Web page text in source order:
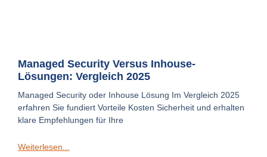
Managed Security Versus Inhouse-
Lösungen: Vergleich 2025
Managed Security oder Inhouse Lösung Im Vergleich 2025
erfahren Sie fundiert Vorteile Kosten Sicherheit und erhalten
klare Empfehlungen für Ihre
Weiterlesen...